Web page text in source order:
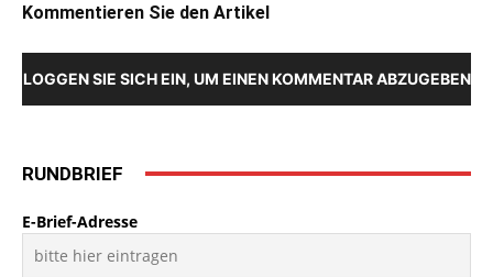
Kommentieren Sie den Artikel
LOGGEN SIE SICH EIN, UM EINEN KOMMENTAR ABZUGEBEN
RUNDBRIEF
E-Brief-Adresse